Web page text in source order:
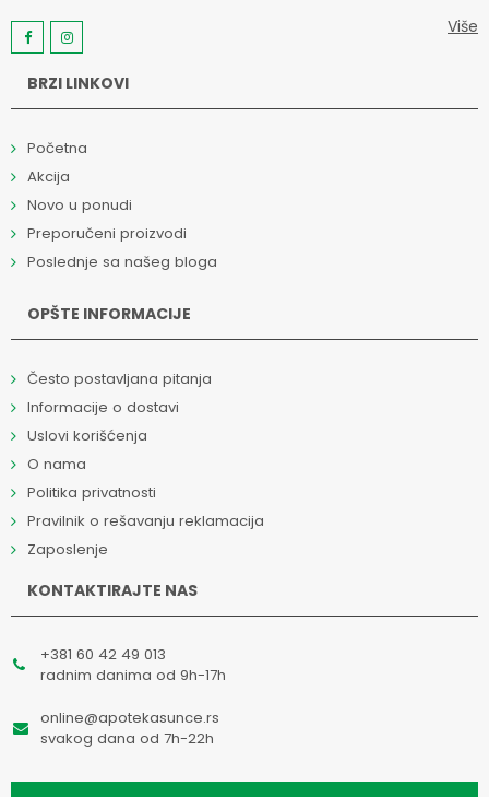
Više
BRZI LINKOVI
Početna
Akcija
Novo u ponudi
Preporučeni proizvodi
Poslednje sa našeg bloga
OPŠTE INFORMACIJE
Često postavljana pitanja
Informacije o dostavi
Uslovi korišćenja
O nama
Politika privatnosti
Pravilnik o rešavanju reklamacija
Zaposlenje
KONTAKTIRAJTE NAS
+381 60 42 49 013
radnim danima od 9h-17h
online@apotekasunce.rs
svakog dana od 7h-22h